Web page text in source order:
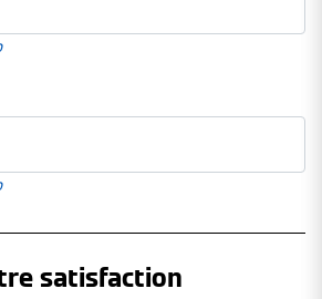
satisfaction